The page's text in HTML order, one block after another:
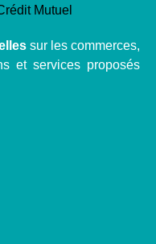
sur les commerces,
et services proposés